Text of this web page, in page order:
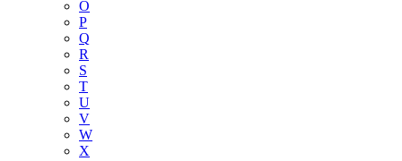
O
P
Q
R
S
T
U
V
W
X